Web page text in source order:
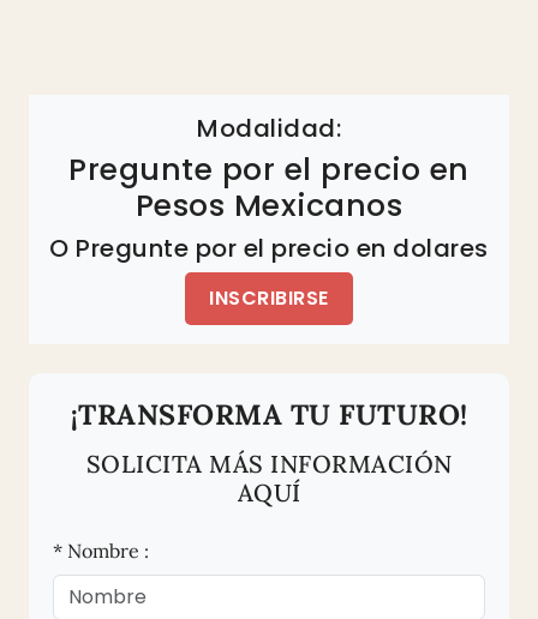
Modalidad:
Pregunte por el precio en
Pesos Mexicanos
O Pregunte por el precio en dolares
INSCRIBIRSE
¡TRANSFORMA TU FUTURO!
SOLICITA MÁS INFORMACIÓN
AQUÍ
* Nombre :